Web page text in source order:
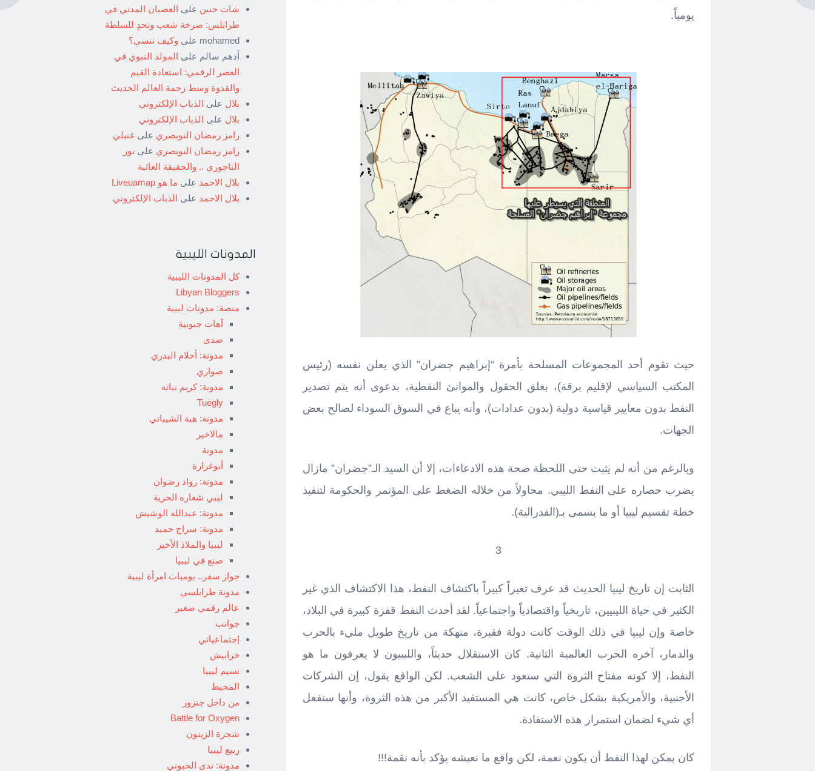
يومياً.
حيث تقوم أحد المجموعات المسلحة بأمرة “إبراهيم جضران” الذي يعلن نفسه (رئيس
المكتب السياسي لإقليم برقة)، بغلق الحقول والموانئ النفطية، بدعوى أنه يتم تصدير
النفط بدون معايير قياسية دولية (بدون عدادات)، وأنه يباع في السوق السوداء لصالح بعض
الجهات.
وبالرغم من أنه لم يثبت حتى اللحظة صحة هذه الادعاءات، إلا أن السيد الـ”جضران” مازال
يضرب حصاره على النفط الليبي. محاولاً من خلاله الضغط على المؤتمر والحكومة لتنفيذ
خطة تقسيم ليبيا أو ما يسمى بـ(الفدرالية).
3
الثابت إن تاريخ ليبيا الحديث قد عرف تغيراً كبيراً باكتشاف النفط، هذا الاكتشاف الذي غير
الكثير في حياة الليبيين، تاريخياً واقتصادياً واجتماعياً. لقد أحدث النفط قفزة كبيرة في البلاد،
خاصة وإن ليبيا في ذلك الوقت كانت دولة فقيرة، منهكة من تاريخ طويل مليء بالحرب
والدمار، آخره الحرب العالمية الثانية. كان الاستقلال حديثاً، والليبيون لا يعرفون ما هو
النفط، إلا كونه مفتاح الثروة التي ستعود على الشعب. لكن الواقع يقول، إن الشركات
الأجنبية، والأمريكية بشكل خاص، كانت هي المستفيد الأكبر من هذه الثروة، وأنها ستفعل
أي شيء لضمان استمرار هذه الاستفادة.
كان يمكن لهذا النفط أن يكون نعمة، لكن واقع ما نعيشه يؤكد بأنه نقمة!!!
شات حنين على العصيان المدني في
طرابلس: صرخة شعب وتحدٍ للسلطة
mohamed على وكيف ننسى؟
أدهم سالم على المولد النبوي في
العصر الرقمي: استعادة القيم
والقدوة وسط زحمة العالم الحديث
بلال على الذباب الإلكتروني
بلال على الذباب الإلكتروني
رامز رمضان النويصري على غنيلي
رامز رمضان النويصري على نور
التاجوري .. والحقيقة الغائبة
بلال الاحمد على ما هو Liveuamap
بلال الاحمد على الذباب الإلكتروني
المدونات الليبية
كل المدونات الليبية
Libyan Bloggers
منصة: مدونات ليبية
آهات جنوبية
صدى
مدونة: أحلام البدري
صواري
مدونة: كريم نباته
Tuegly
مدونة: هبة الشيباني
مالاخير
مدونة
أبوغرارة
مدونة: رواد رضوان
ليبي شعاره الحرية
مدونة: عبدالله الوشيش
مدونة: سراج حميد
ليبيا والملاذ الأخير
صنع في ليبيا
جواز سفر.. يوميات امرأة ليبية
مدونة طرابلسي
عالم رقمي صغير
جوانب
إجتماعياتي
خرابيش
نسيم ليبيا
المحيط
من داخل جنزور
Battle for Oxygen
شجرة الزيتون
ربيع ليبيا
مدونة: ندى الحبوني